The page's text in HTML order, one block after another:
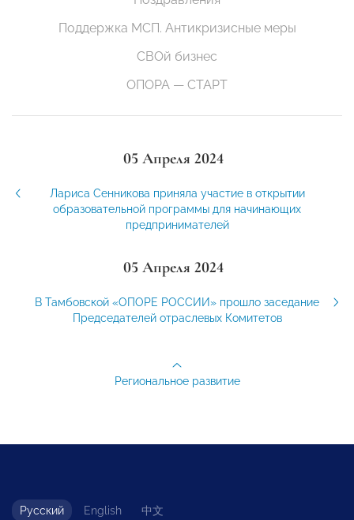
Поддержка МСП. Антикризисные меры
СВОй бизнес
ОПОРА — СТАРТ
05 Апреля 2024
Лариса Сенникова приняла участие в открытии
образовательной программы для начинающих
предпринимателей
05 Апреля 2024
В Тамбовской «ОПОРЕ РОССИИ» прошло заседание
Председателей отраслевых Комитетов
Региональное развитие
Русский English 中文